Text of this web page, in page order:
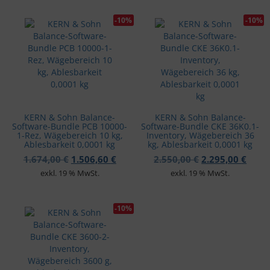
-10%
KERN & Sohn Balance-
Software-Bundle PCB 10000-
1-Rez, Wägebereich 10 kg,
Ablesbarkeit 0,0001 kg
1.674,00€ Ursprünglicher Preis war: 1.674,00 €
1.506,60 €Aktueller Preis ist: 1.506,60 €.
exkl. 19 % MwSt.
-10%
KERN & Sohn Balance-
Software-Bundle CKE 36K0.1-
Inventory, Wägebereich 36
kg, Ablesbarkeit 0,0001 kg
2.550,00€ 2.295,00€
exkl. 19 % MwSt.
-10%